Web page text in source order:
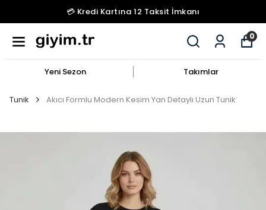
💳 Kredi Kartına 12 Taksit İmkanı
0
Yeni Sezon Takımlar
Tunik Akıcı Formlu Modern Kesim Yan Detaylı Uzun Tunik